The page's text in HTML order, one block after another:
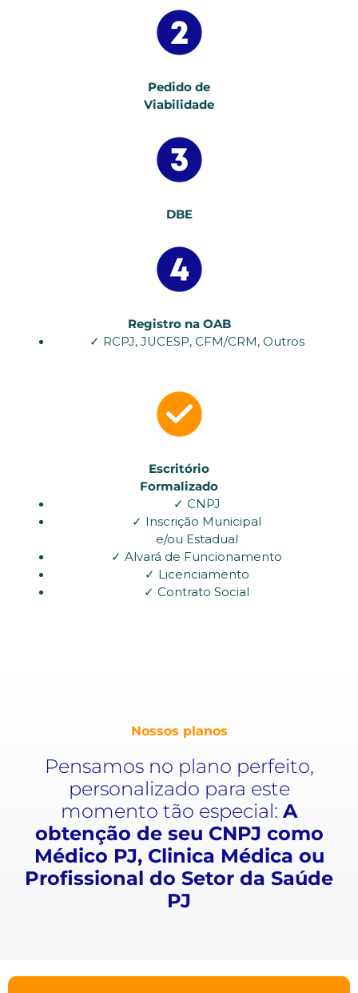
Pedido de
Viabilidade
DBE
Registro na OAB
✓ RCPJ, JUCESP, CFM/CRM, Outros
Escritório
Formalizado
✓ CNPJ
✓ Inscrição Municipal
e/ou Estadual
✓ Alvará de Funcionamento
✓ Licenciamento
✓ Contrato Social
Nossos planos
Pensamos no plano perfeito,
personalizado para este
momento tão especial: A
obtenção de seu CNPJ como
Médico PJ, Clinica Médica ou
Profissional do Setor da Saúde
PJ